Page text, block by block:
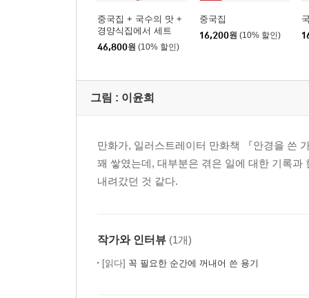
중국집 + 국수의 맛 +
경양식집에서 세트
46,800원 (10% 할인)
중국집
16,200원 (10% 할인)
그림 : 이윤희
만화가, 일러스트레이터 만화책 『안경을 쓴
꽤 쌓였는데, 대부분은 겪은 일에 대한 기록
내려갔던 것 같다.
작가와 인터뷰 (1개)
[읽다] 꼭 필요한 순간에 꺼내어 쓴 용기